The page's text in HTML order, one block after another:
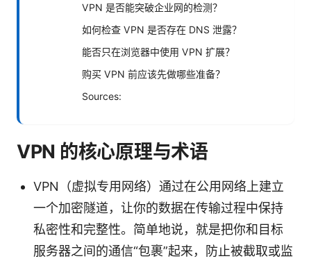
VPN 是否能突破企业网的检测？
如何检查 VPN 是否存在 DNS 泄露？
能否只在浏览器中使用 VPN 扩展？
购买 VPN 前应该先做哪些准备？
Sources:
VPN 的核心原理与术语
VPN（虚拟专用网络）通过在公用网络上建立
一个加密隧道，让你的数据在传输过程中保持
私密性和完整性。简单地说，就是把你和目标
服务器之间的通信“包裹”起来，防止被截取或监